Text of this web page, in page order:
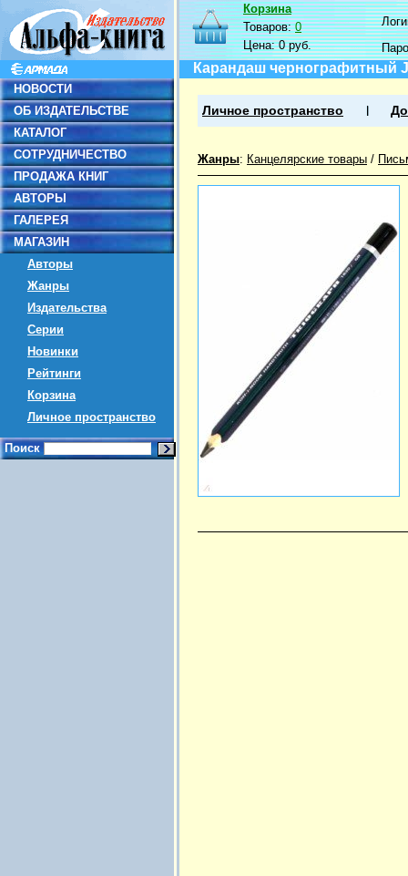
НОВОСТИ
ОБ ИЗДАТЕЛЬСТВЕ
КАТАЛОГ
СОТРУДНИЧЕСТВО
ПРОДАЖА КНИГ
АВТОРЫ
ГАЛЕРЕЯ
МАГАЗИН
Авторы
Жанры
Издательства
Серии
Новинки
Рейтинги
Корзина
Личное пространство
Поиск
Корзина
Товаров:0
Цена:0 руб.
Карандаш чернографитный
Личное пространство
Жанры: Канцелярские товары /